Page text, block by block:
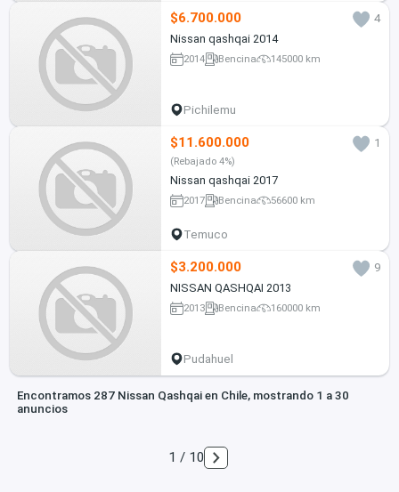
$6.700.000
4
Nissan qashqai 2014
2014 Bencina 145000 km
Pichilemu
$11.600.000 1
(Rebajado 4%)
Nissan qashqai 2017
2017 Bencina 56600 km
Temuco
$3.200.000
9
NISSAN QASHQAI 2013
2013 Bencina 160000 km
Pudahuel
Encontramos 287 Nissan Qashqai en Chile, mostrando 1 a 30
anuncios
1 / 10